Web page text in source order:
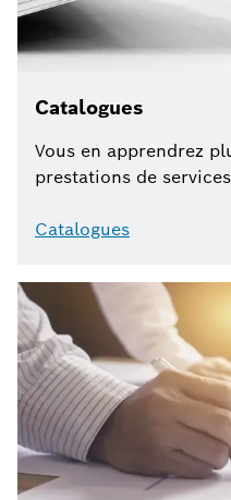
Catalogues
Vous en apprendrez
prestations de
Catalogues